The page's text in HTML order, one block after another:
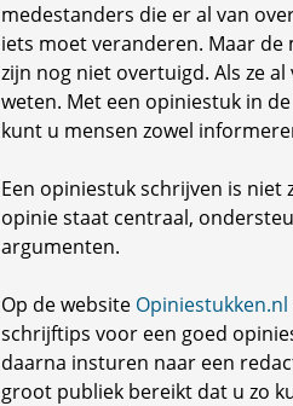
medestanders die er al van
iets moet veranderen. Maar de
zijn nog niet overtuigd. Als ze
weten. Met een opiniestuk in
kunt u mensen zowel
Een opiniestuk schrijven is niet
opinie staat centraal,
argumenten.
Op de website Opiniestukken.nl
schrijftips voor een goed
daarna insturen naar een
groot publiek bereikt dat u zo